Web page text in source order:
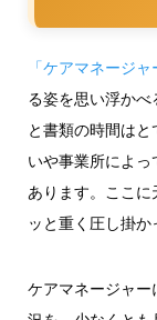
「ケアマネージャ
る姿を思い浮か
と書類の時間はと
いや事業所によ
あります。ここ
ッと重く圧し掛か
ケアマネージャー